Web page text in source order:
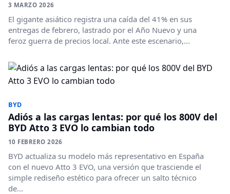
3 MARZO 2026
El gigante asiático registra una caída del 41% en sus
entregas de febrero, lastrado por el Año Nuevo y una
feroz guerra de precios local. Ante este escenario,...
BYD
Adiós a las cargas lentas: por qué los 800V del
BYD Atto 3 EVO lo cambian todo
10 FEBRERO 2026
BYD actualiza su modelo más representativo en España
con el nuevo Atto 3 EVO, una versión que trasciende el
simple rediseño estético para ofrecer un salto técnico
de...